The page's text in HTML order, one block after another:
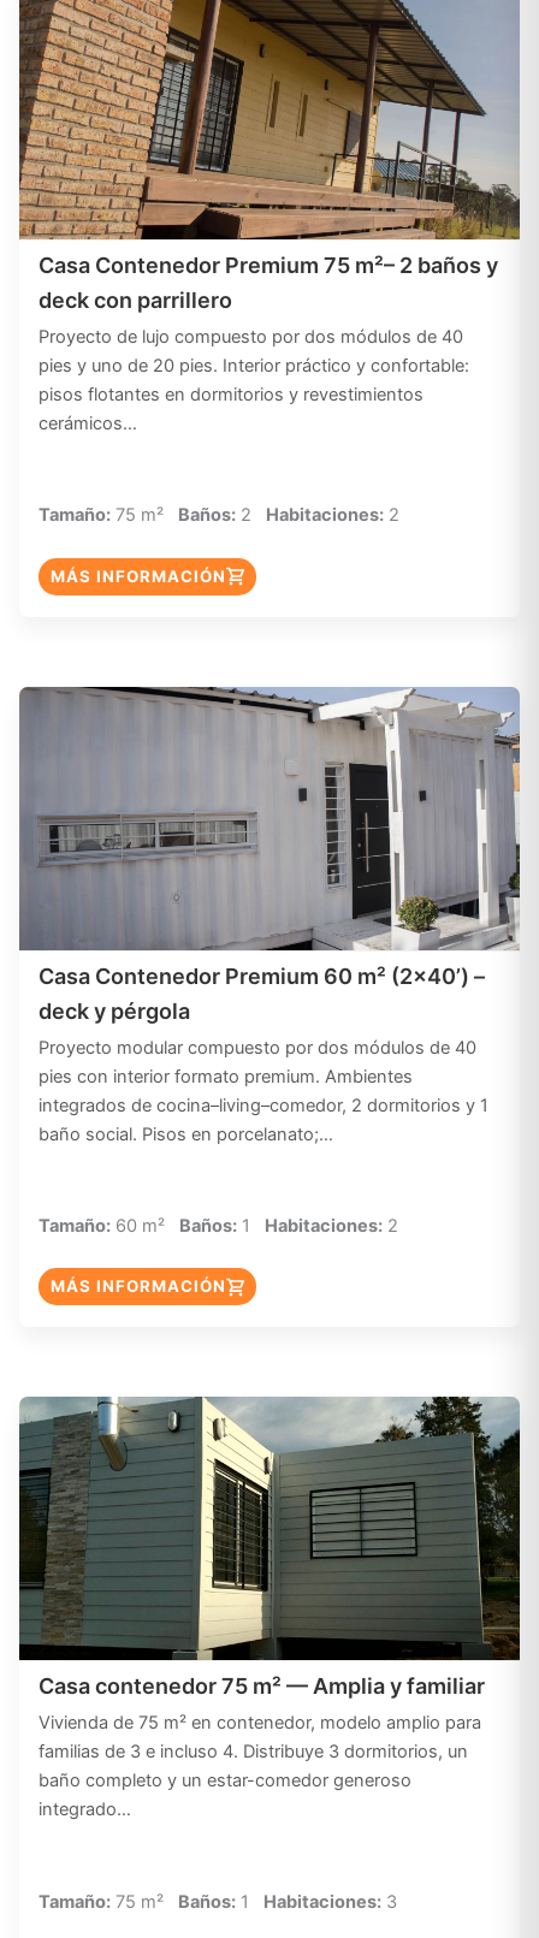
Casa Contenedor Premium 75 m²– 2 baños y
deck con parrillero
Proyecto de lujo compuesto por dos módulos de 40
pies y uno de 20 pies. Interior práctico y confortable:
pisos flotantes en dormitorios y revestimientos
cerámicos…
Tamaño: 75 m² Baños: 2 Habitaciones: 2
MÁS INFORMACIÓN
Casa Contenedor Premium 60 m² (2×40’) –
deck y pérgola
Proyecto modular compuesto por dos módulos de 40
pies con interior formato premium. Ambientes
integrados de cocina–living–comedor, 2 dormitorios y 1
baño social. Pisos en porcelanato;…
Tamaño: 60 m² Baños: 1 Habitaciones: 2
MÁS INFORMACIÓN
Casa contenedor 75 m² — Amplia y familiar
Vivienda de 75 m² en contenedor, modelo amplio para
familias de 3 e incluso 4. Distribuye 3 dormitorios, un
baño completo y un estar-comedor generoso
integrado…
Tamaño: 75 m² Baños: 1 Habitaciones: 3